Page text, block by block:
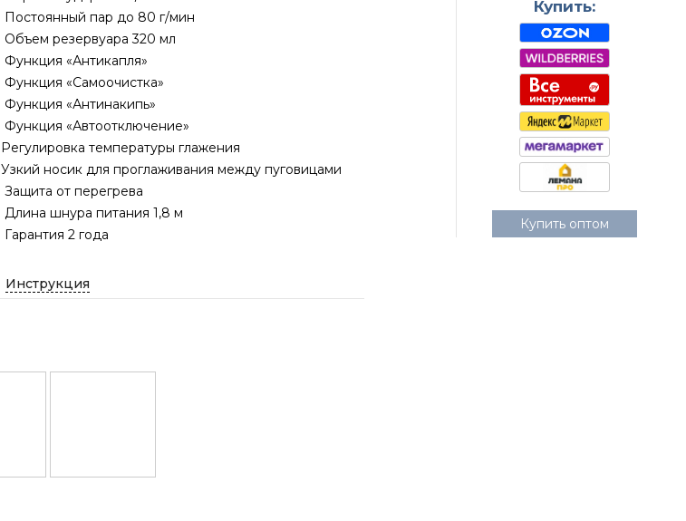
Купить:
Купить оптом
Постоянный пар до 80 г/мин
Объем резервуара 320 мл
Функция «Антикапля»
Функция «Самоочистка»
Функция «Антинакипь»
Функция «Автоотключение»
Регулировка температуры глажения
Узкий носик для проглаживания между пуговицами
Защита от перегрева
Длина шнура питания 1,8 м
Гарантия 2 года
Инструкция